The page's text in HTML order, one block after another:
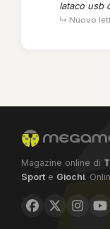
lataco usb
↳ Nuovo
Magazine online di
Sport e Giochi.